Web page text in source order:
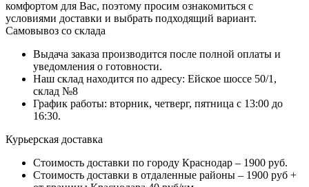
комфортом для Вас, поэтому просим ознакомиться с
условиями доставки и выбрать подходящий вариант.
Самовывоз со склада
Выдача заказа производится после полной оплаты и
уведомления о готовности.
Наш склад находится по адресу: Ейское шоссе 50/1,
склад №8
График работы: вторник, четверг, пятница с 13:00 до
16:30.
Курьерская доставка
Стоимость доставки по городу Краснодар – 1900 руб.
Стоимость доставки в отдаленные районы – 1900 руб +